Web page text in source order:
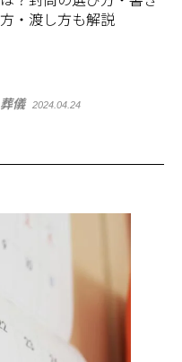
方・渡し方も解説
葬儀 2024.04.24